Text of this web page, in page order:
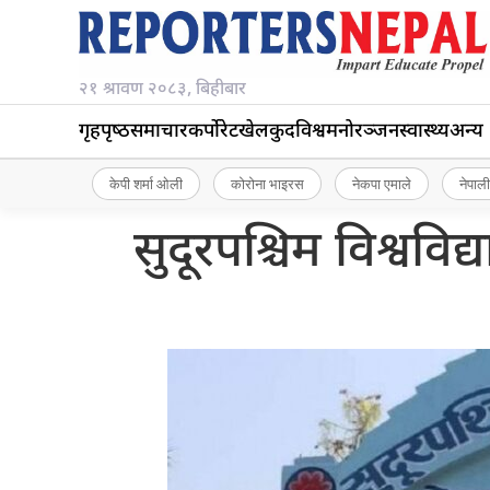
२१ श्रावण २०८३, बिहीबार
गृहपृष्‍ठसमाचारकर्पोरेटखेलकुदविश्वमनोरञ्जनस्वास्थ्यअन्य
केपी शर्मा ओली कोरोना भाइरस नेकपा एमाले
सुदूरपश्चिम